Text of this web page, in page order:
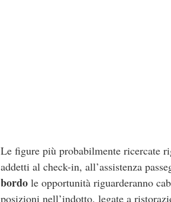
Le figure più probabilmente ricercate
addetti al check-in, all’assistenza
bordo le opportunità riguarderanno
posizioni nell’indotto, legate a